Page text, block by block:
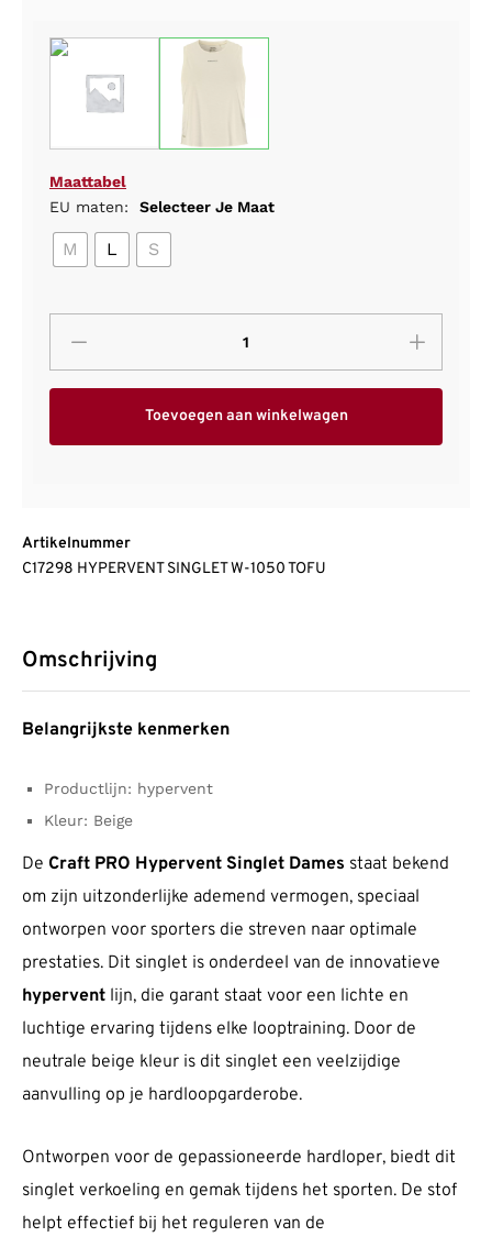
Maattabel
EU maten:
Selecteer Je Maat
M L S
Toevoegen aan winkelwagen
Artikelnummer
C17298 HYPERVENT SINGLET W-1050 TOFU
Omschrijving
Belangrijkste kenmerken
Productlijn: hypervent
Kleur: Beige
De Craft PRO Hypervent Singlet Dames staat bekend
om zijn uitzonderlijke ademend vermogen, speciaal
ontworpen voor sporters die streven naar optimale
prestaties. Dit singlet is onderdeel van de innovatieve
hypervent lijn, die garant staat voor een lichte en
luchtige ervaring tijdens elke looptraining. Door de
neutrale beige kleur is dit singlet een veelzijdige
aanvulling op je hardloopgarderobe.
Ontworpen voor de gepassioneerde hardloper, biedt dit
singlet verkoeling en gemak tijdens het sporten. De stof
helpt effectief bij het reguleren van de